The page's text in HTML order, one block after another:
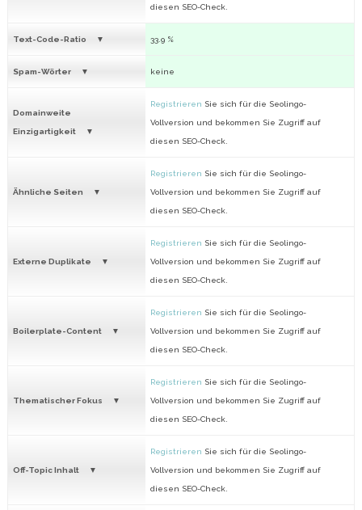
diesen SEO-Check.
Text-Code-Ratio 33.9 %
Spam-Wörter keine
Domainweite
Einzigartigkeit
Registrieren Sie sich für die Seolingo-
Vollversion und bekommen Sie Zugriff auf
diesen SEO-Check.
Ähnliche Seiten
Registrieren Sie sich für die Seolingo-
Vollversion und bekommen Sie Zugriff auf
diesen SEO-Check.
Externe Duplikate
Registrieren Sie sich für die Seolingo-
Vollversion und bekommen Sie Zugriff auf
diesen SEO-Check.
Boilerplate-Content
Registrieren Sie sich für die Seolingo-
Vollversion und bekommen Sie Zugriff auf
diesen SEO-Check.
Thematischer Fokus
Registrieren Sie sich für die Seolingo-
Vollversion und bekommen Sie Zugriff auf
diesen SEO-Check.
Off-Topic Inhalt
Registrieren Sie sich für die Seolingo-
Vollversion und bekommen Sie Zugriff auf
diesen SEO-Check.